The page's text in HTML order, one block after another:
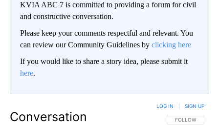
KVIA ABC 7 is committed to providing a forum for civil
and constructive conversation.
Please keep your comments respectful and relevant. You
can review our Community Guidelines by clicking here
If you would like to share a story idea, please submit it
here.
Conversation FOLLOW THIS
FOLLOW
LOG IN SIGN UP